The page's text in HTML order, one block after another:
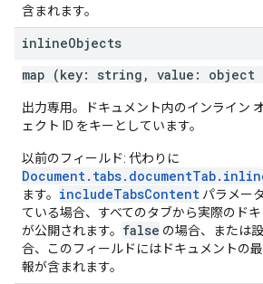
含まれます。
inlineObjects
map (key: string, value: object
出力専用。ドキュメント内のインライン
ェクト ID をキーとしています。
以前のフィールド: 代わりに
ます。 includeTabsContent パラメー
ている場合、すべてのタブから実際のド
が公開されます。 false の場合、または
合、このフィールドにはドキュメントの
報が含まれます。